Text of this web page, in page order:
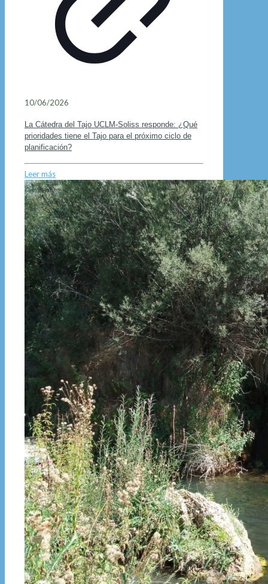
10/06/2026
La Cátedra del Tajo UCLM-Soliss responde: ¿Qué
prioridades tiene el Tajo para el próximo ciclo de
planificación?
Leer más